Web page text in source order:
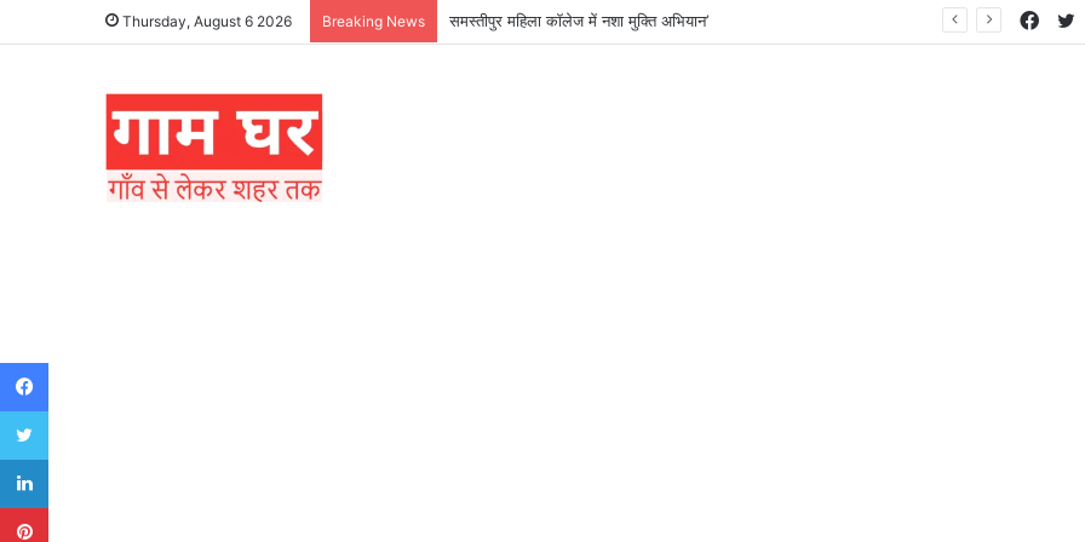
Thursday, August 6 2026 Breaking News समस्तीपुर महिला कॉलेज में नशा मुक्ति अभियान’
Facebook
Twitter
LinkedIn
Pinterest